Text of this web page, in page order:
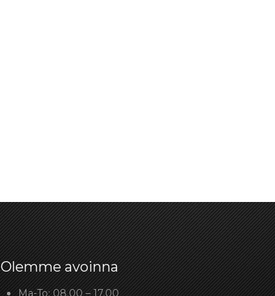
Olemme avoinna
Ma-To: 08.00 – 17.00